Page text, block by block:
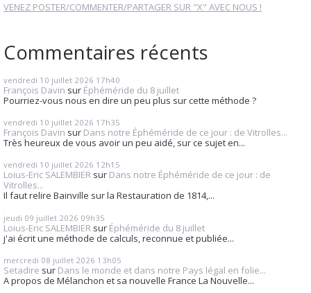
VENEZ POSTER/COMMENTER/PARTAGER SUR "X" AVEC NOUS !
Commentaires récents
vendredi 10 juillet 2026 17h40
François Davin sur Éphéméride du 8 juillet
Pourriez-vous nous en dire un peu plus sur cette méthode ?
vendredi 10 juillet 2026 17h35
François Davin sur Dans notre Éphéméride de ce jour : de Vitrolles...
Très heureux de vous avoir un peu aidé, sur ce sujet en...
vendredi 10 juillet 2026 12h15
Loius-Eric SALEMBIER sur Dans notre Éphéméride de ce jour : de
Vitrolles...
Il faut relire Bainville sur la Restauration de 1814,...
jeudi 09 juillet 2026 09h35
Loius-Eric SALEMBIER sur Éphéméride du 8 juillet
j'ai écrit une méthode de calculs, reconnue et publiée...
mercredi 08 juillet 2026 13h05
Setadire sur Dans le monde et dans notre Pays légal en folie...
A propos de Mélanchon et sa nouvelle France La Nouvelle...